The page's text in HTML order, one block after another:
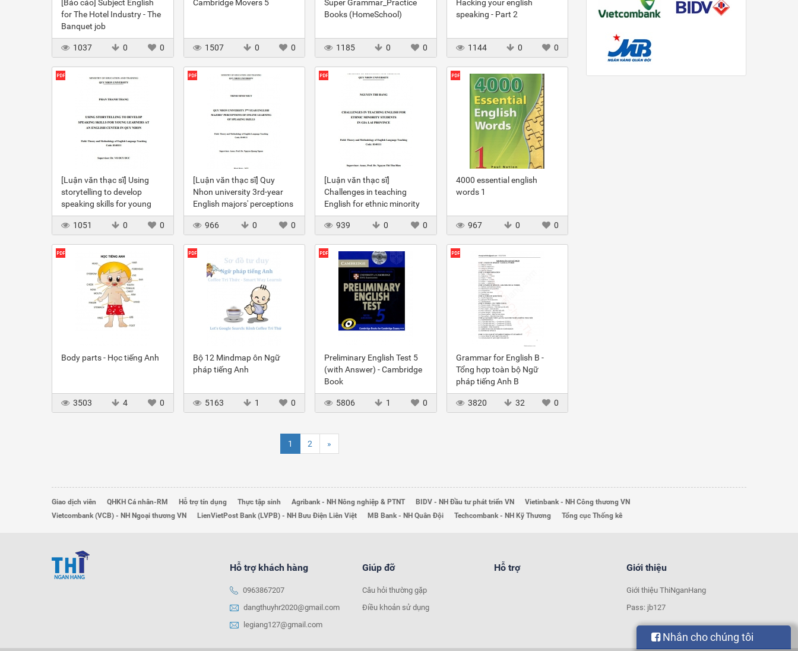
[Báo cáo] Subject English
for The Hotel Industry - The
Banquet job
1037 0 0
Cambridge Movers 5
1507 0 0
Super Grammar_Practice
Books (HomeSchool)
1185 0 0
Hacking your english
speaking - Part 2
1144 0 0
[Luận văn thạc sĩ] Using
storytelling to develop
speaking skills for young
learners at an English
center in Quy Nhon
1051 0 0
[Luận văn thạc sĩ] Quy
Nhon university 3rd-year
English majors' perceptions
of online learning of
speaking skills
966 0 0
[Luận văn thạc sĩ]
Challenges in teaching
English for ethnic minority
students in Gia Lai province
939
0 0
4000 essential english
words 1
967 0 0
Body parts - Học tiếng Anh
3503 4 0
Bộ 12 Mindmap ôn Ngữ
pháp tiếng Anh
5163 1 0
Preliminary English Test 5
(with Answer) - Cambridge
Book
5806 1 0
Grammar for English B -
Tổng hợp toàn bộ Ngữ
pháp tiếng Anh B
3820 32 0
1 2 »
Giao dịch viên QHKH Cá nhân-RM Hỗ trợ tín dụng Thực tập sinh Agribank - NH Nông nghiệp & PTNT BIDV - NH Đầu tư phát triển VN
Vietinbank - NH Công thương VN
Vietcombank (VCB) - NH Ngoại thương VN
LienVietPost Bank (LVPB) - NH Bưu Điện Liên Việt MB Bank - NH Quân Đội Techcombank - NH Kỹ Thương Tổng cục Thống kê
Hỗ trợ khách hàng
0963867207
dangthuyhr2020@gmail.com
legiang127@gmail.com
Giúp đỡ
Câu hỏi thường gặp
Điều khoản sử dụng
Hỗ trợ Giới thiệu
Giới thiệu ThiNganHang
Pass: jb127
Nhắn cho chúng tôi